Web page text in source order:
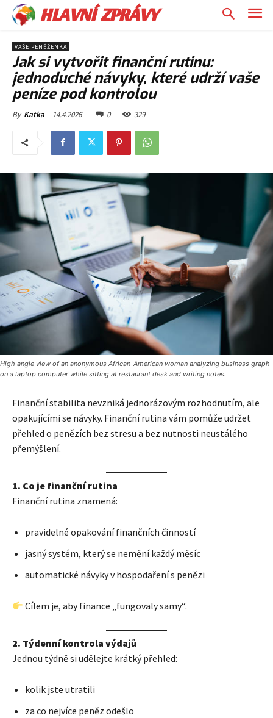
HLAVNÍ ZPRÁVY
VAŠE PENĚŽENKA
Jak si vytvořit finanční rutinu:
jednoduché návyky, které udrží vaše
peníze pod kontrolou
By Katka 14.4.2026 0 329
High angle view of an anonymous African-American woman analyzing business graph
on a laptop computer while sitting at restaurant desk and writing notes.
Finanční stabilita nevzniká jednorázovým rozhodnutím, ale
opakujícími se návyky. Finanční rutina vám pomůže udržet
přehled o penězích bez stresu a bez nutnosti neustálého
přemýšlení.
1. Co je finanční rutina
Finanční rutina znamená:
pravidelné opakování finančních činností
jasný systém, který se nemění každý měsíc
automatické návyky v hospodaření s penězi
Cílem je, aby finance „fungovaly samy“.
2. Týdenní kontrola výdajů
Jednou týdně si udělejte krátký přehled:
kolik jste utratili
za co nejvíce peněz odešlo